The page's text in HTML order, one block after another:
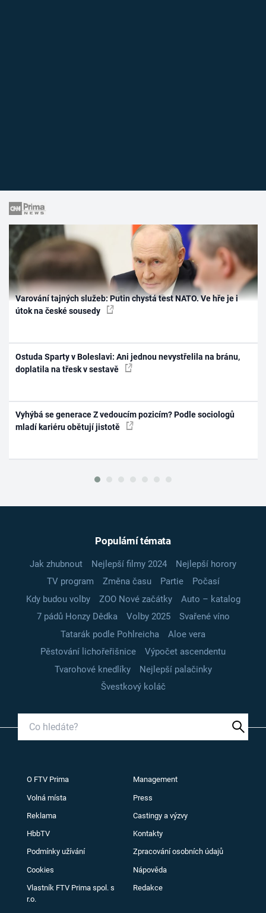
Varování tajných služeb: Putin chystá test NATO. Ve hře je i
útok na české sousedy
Ostuda Sparty v Boleslavi: Ani jednou nevystřelila na bránu,
doplatila na třesk v sestavě
Vyhýbá se generace Z vedoucím pozicím? Podle sociologů
mladí kariéru obětují jistotě
Populární témata
Jak zhubnout Nejlepší filmy 2024
Nejlepší horory
TV program
Změna času Partie
Počasí
Kdy budou volby
ZOO Nové začátky
Auto – katalog
7 pádů Honzy Dědka
Volby 2025
Svařené víno
Tatarák podle Pohlreicha
Aloe vera
Pěstování lichořeřišnice
Výpočet ascendentu
Tvarohové knedlíky
Nejlepší palačinky
Švestkový koláč
O FTV Prima Management
Volná místa Press
Reklama Castingy a výzvy
HbbTV Kontakty
Podmínky užívání Zpracování osobních údajů
Cookies Nápověda
Vlastník FTV Prima spol. s
r.o.
Redakce